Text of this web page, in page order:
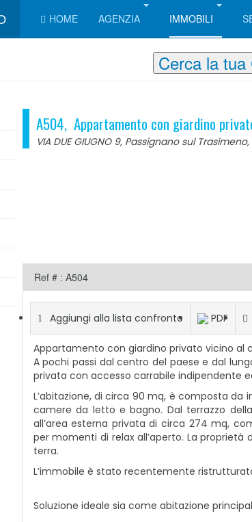
HOME AGENZIA IMMOBILI
Cerca la tua
A504, Appartamento con giardino
VIA DUE GIUGNO 9, Passignano sul
Ref # : A504
Aggiungi alla lista confronto PDF
Appartamento con giardino privato vicino al
A pochi passi dal centro del paese e dal
privata con accesso carrabile indipendente
L’abitazione, di circa 90 mq, è composta da
camere da letto e bagno. Dal terrazzo
all’area esterna privata di circa 274 mq,
per momenti di relax all’aperto. La
terra.
L’immobile è stato recentemente
Soluzione ideale sia come abitazione